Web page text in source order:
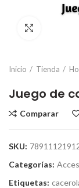
Click
Inicio Tienda
Juego de
Comparar
SKU:
Categorías:
Etiquetas: